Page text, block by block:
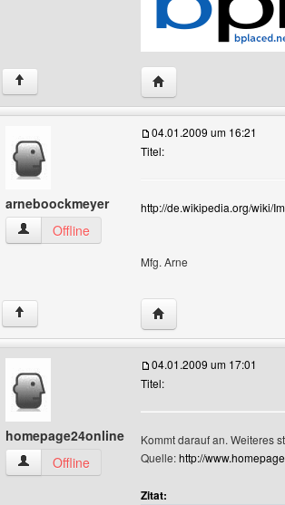
↑ Website dieses
arneboockmeyer
arneboockmeyer Benutzer-Profile anzeigen
Offline
04.01.2009 um 16:21
Titel:
http://de.wikipedia.org/wiki/
Mfg. Arne
↑ Website dieses
homepage24online
homepage24online Benutzer-Profile anzeigen
Offline
04.01.2009 um 17:01
Titel:
Kommt darauf an. Weiteres
Quelle:http://
Zitat: